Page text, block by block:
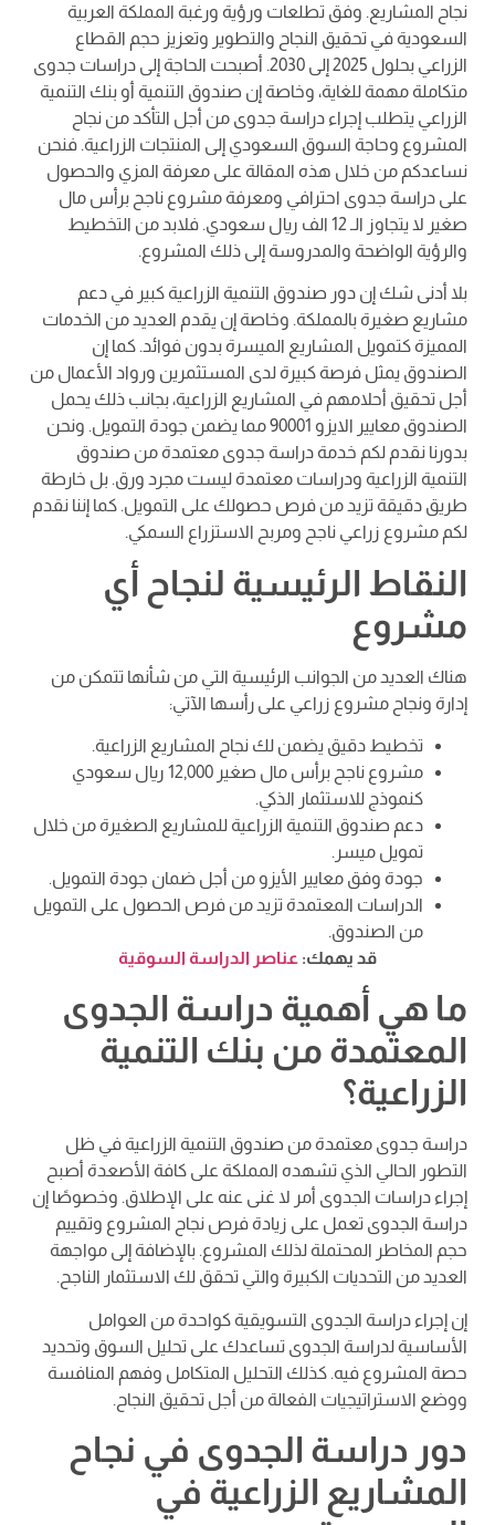
نجاح المشاريع. وفق تطلعات ورؤية ورغبة المملكة العربية
السعودية في تحقيق النجاح والتطوير وتعزيز حجم القطاع
الزراعي بحلول 2025 إلى 2030. أصبحت الحاجة إلى دراسات جدوى
متكاملة مهمة للغاية، وخاصة إن صندوق التنمية أو بنك التنمية
الزراعي يتطلب إجراء دراسة جدوى من أجل التأكد من نجاح
المشروع وحاجة السوق السعودي إلى المنتجات الزراعية. فنحن
نساعدكم من خلال هذه المقالة على معرفة المزي والحصول
على دراسة جدوى احترافي ومعرفة مشروع ناجح برأس مال
صغير لا يتجاوز الـ 12 الف ريال سعودي. فلابد من التخطيط
والرؤية الواضحة والمدروسة إلى ذلك المشروع.
بلا أدنى شك إن دور صندوق التنمية الزراعية كبير في دعم
مشاريع صغيرة بالمملكة. وخاصة إن يقدم العديد من الخدمات
المميزة كتمويل المشاريع الميسرة بدون فوائد. كما إن
الصندوق يمثل فرصة كبيرة لدى المستثمرين ورواد الأعمال من
أجل تحقيق أحلامهم في المشاريع الزراعية، بجانب ذلك يحمل
الصندوق معايير الايزو 90001 مما يضمن جودة التمويل. ونحن
بدورنا نقدم لكم خدمة دراسة جدوى معتمدة من صندوق
التنمية الزراعية ودراسات معتمدة ليست مجرد ورق. بل خارطة
طريق دقيقة تزيد من فرص حصولك على التمويل. كما إننا نقدم
لكم مشروع زراعي ناجح ومربح الاستزراع السمكي.
النقاط الرئيسية لنجاح أي
مشروع
هناك العديد من الجوانب الرئيسية التي من شأنها تتمكن من
إدارة ونجاح مشروع زراعي على رأسها الآتي:
تخطيط دقيق يضمن لك نجاح المشاريع الزراعية.
مشروع ناجح برأس مال صغير 12,000 ريال سعودي
كنموذج للاستثمار الذكي.
دعم صندوق التنمية الزراعية للمشاريع الصغيرة من خلال
تمويل ميسر.
جودة وفق معايير الأيزو من أجل ضمان جودة التمويل.
الدراسات المعتمدة تزيد من فرص الحصول على التمويل
من الصندوق.
قد يهمك: عناصر الدراسة السوقية
ما هي أهمية دراسة الجدوى
المعتمدة من بنك التنمية
الزراعية؟
دراسة جدوى معتمدة من صندوق التنمية الزراعية في ظل
التطور الحالي الذي تشهده المملكة على كافة الأصعدة أصبح
إجراء دراسات الجدوى أمر لا غنى عنه على الإطلاق. وخصوصًا إن
دراسة الجدوى تعمل على زيادة فرص نجاح المشروع وتقييم
حجم المخاطر المحتملة لذلك المشروع. بالإضافة إلى مواجهة
العديد من التحديات الكبيرة والتي تحقق لك الاستثمار الناجح.
إن إجراء دراسة الجدوى التسويقية كواحدة من العوامل
الأساسية لدراسة الجدوى تساعدك على تحليل السوق وتحديد
حصة المشروع فيه. كذلك التحليل المتكامل وفهم المنافسة
ووضع الاستراتيجيات الفعالة من أجل تحقيق النجاح.
دور دراسة الجدوى في نجاح
المشاريع الزراعية في